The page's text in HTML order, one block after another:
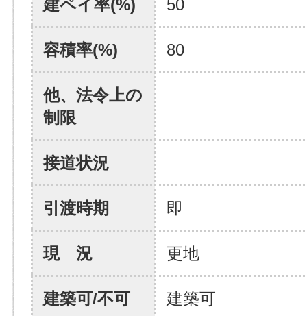
建ペイ率(%) 50
容積率(%) 80
他、法令上の
制限
接道状況
引渡時期 即
現 況 更地
建築可/不可 建築可